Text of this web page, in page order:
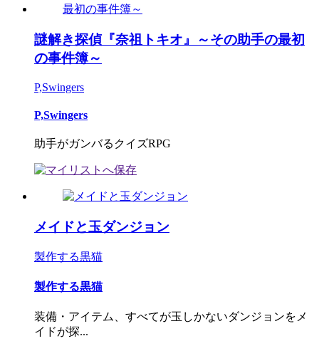
謎解き探偵『奈祖トキオ』～その助手の最初
の事件簿～
P,Swingers
P,Swingers
助手がガンバるクイズRPG
メイドと玉ダンジョン
製作する黒猫
製作する黒猫
装備・アイテム、すべてが玉しかないダンジョンをメ
イドが探...